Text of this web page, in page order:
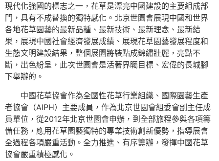
現代化強國的標志之一，花草是漂亮中國建設的主要組成部
門，具有不成替換的獨特感化。北京世園會展現中國和世界
各地花草園藝的最新品種、最新技術、最新理念、最新結
果，展現中國社會經濟發展成績、展現花草園藝發展程度和
生態文明建設結果，整個展園將裝點成錦繡壯麗，亮點不
斷，出色紛呈，此次世園會是活著界矚目標、宏偉的長城腳
下舉辦的。
中國花草協會作為全國性花草行業組織、國際園藝生產
者協會（AIPH）主要成員，作為北京世園會組委會副主任成
員單位，從2012年北京世園會申辦，到全部旅程參與各項籌
備任務，應用花草園藝獨特的專業技術創新優勢，指導展會
全過程各項嚴重活動。全力推進、有序籌辦，發揮中國花草
協會嚴重積極感化。